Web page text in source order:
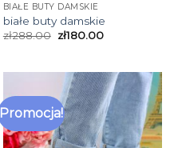
BIAŁE BUTY DAMSKIE
białe buty damskie
zł288.00 zł180.00
Promocja!